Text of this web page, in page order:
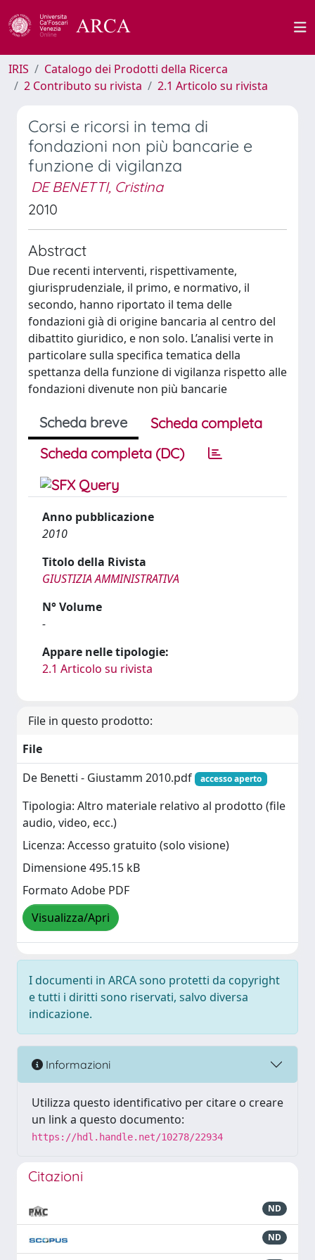
IRIS
Catalogo dei Prodotti della Ricerca
2 Contributo su rivista
2.1 Articolo su rivista
Corsi e ricorsi in tema di
fondazioni non più bancarie e
funzione di vigilanza
DE BENETTI, Cristina
2010
Abstract
Due recenti interventi, rispettivamente,
giurisprudenziale, il primo, e normativo, il
secondo, hanno riportato il tema delle
fondazioni già di origine bancaria al centro del
dibattito giuridico, e non solo. L’analisi verte in
particolare sulla specifica tematica della
spettanza della funzione di vigilanza rispetto alle
fondazioni divenute non più bancarie
Scheda breve
Scheda completa
Scheda completa (DC)
Anno pubblicazione
2010
Titolo della Rivista
GIUSTIZIA AMMINISTRATIVA
N° Volume
-
Appare nelle tipologie:
2.1 Articolo su rivista
File in questo prodotto:
File
De Benetti - Giustamm 2010.pdf
accesso aperto
Tipologia: Altro materiale relativo al prodotto (file
audio, video, ecc.)
Licenza: Accesso gratuito (solo visione)
Dimensione 495.15 kB
Formato Adobe PDF
Visualizza/Apri
I documenti in ARCA sono protetti da copyright
e tutti i diritti sono riservati, salvo diversa
indicazione.
Informazioni
Utilizza questo identificativo per citare o creare
un link a questo documento:
https://hdl.handle.net/10278/22934
Citazioni
ND
ND